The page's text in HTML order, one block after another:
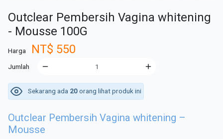
Outclear Pembersih Vagina whitening
- Mousse 100G
Harga NT$ 550
Jumlah
Sekarang ada 20orang lihat produk ini
Outclear Pembersih Vagina whitening –
Mousse